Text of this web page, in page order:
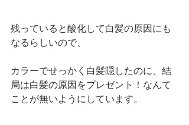
残っていると酸化して白髪の原因にも
なるらしいので、
カラーでせっかく白髪隠したのに、結
局は白髪の原因をプレゼント！なんて
ことが無いようにしています。